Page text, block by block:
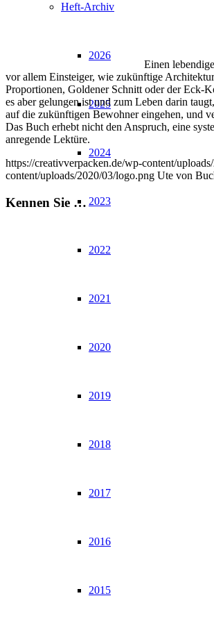
Heft-Archiv
2026
2025
2024
2023
2022
2021
2020
2019
2018
2017
2016
2015
Einen
vor allem Einsteiger, wie zukünftige
Proportionen, Goldener Schnitt oder der Eck-
es aber gelungen ist und zum Leben darin
auf die zukünftigen Bewohner eingehen, und
Das Buch erhebt nicht den Anspruch, eine
anregende Lektüre.
https://creativverpacken.de/wp-content/
content/uploads/2020/03/logo.png Ute von
Kennen Sie …